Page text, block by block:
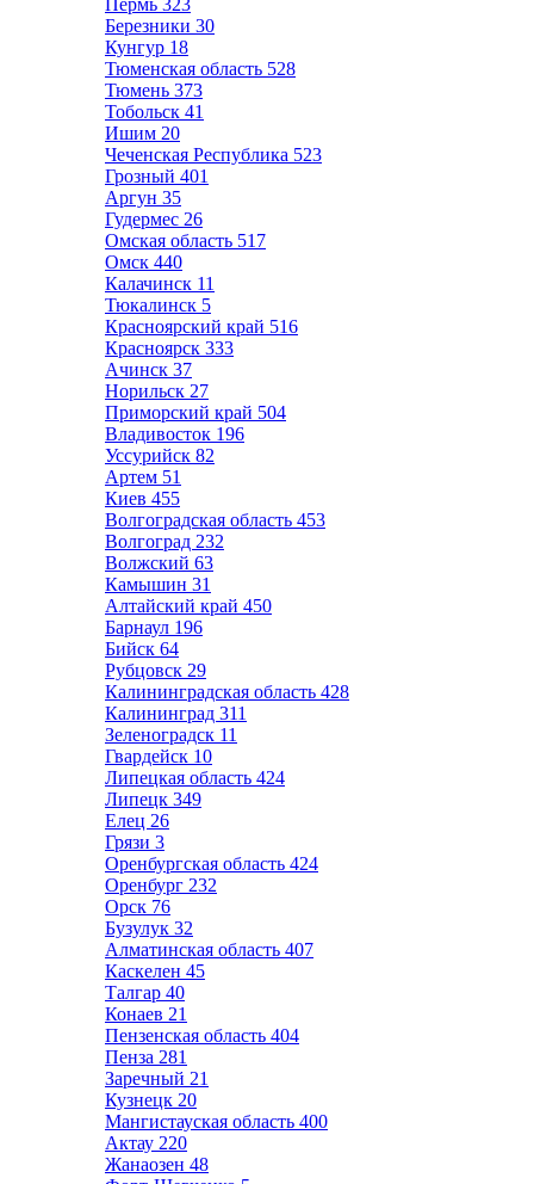
Пермь 323
Березники 30
Кунгур 18
Тюменская область 528
Тюмень 373
Тобольск 41
Ишим 20
Чеченская Республика 523
Грозный 401
Аргун 35
Гудермес 26
Омская область 517
Омск 440
Калачинск 11
Тюкалинск 5
Красноярский край 516
Красноярск 333
Ачинск 37
Норильск 27
Приморский край 504
Владивосток 196
Уссурийск 82
Артем 51
Киев 455
Волгоградская область 453
Волгоград 232
Волжский 63
Камышин 31
Алтайский край 450
Барнаул 196
Бийск 64
Рубцовск 29
Калининградская область 428
Калининград 311
Зеленоградск 11
Гвардейск 10
Липецкая область 424
Липецк 349
Елец 26
Грязи 3
Оренбургская область 424
Оренбург 232
Орск 76
Бузулук 32
Алматинская область 407
Каскелен 45
Талгар 40
Конаев 21
Пензенская область 404
Пенза 281
Заречный 21
Кузнецк 20
Мангистауская область 400
Актау 220
Жанаозен 48